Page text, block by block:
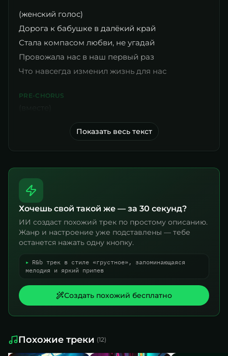
(женский голос)
Дорога к бабушке в далёкий край
Стала компасом любви, не угадай
Провожала нас в наш первый раз
Что навсегда изменил жизнь для нас
PRE-CHORUS
Показать весь текст
Хочешь свой такой же — за 30 секунд?
ИИ создаст похожий трек по простому описанию.
Жанр и настроение уже подставлены — тебе
останется нажать одну кнопку.
▸ R&b трек в стиле «грустное», запоминающаяся
мелодия и яркий припев
Создать похожий бесплатно
Похожие треки (12)